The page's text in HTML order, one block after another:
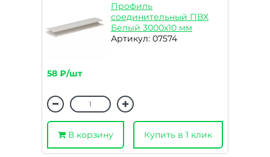
Профиль
соединительный ПВХ
Белый 3000х10 мм
Артикул: 07574
58 ₽/шт
В корзину Купить в 1 клик